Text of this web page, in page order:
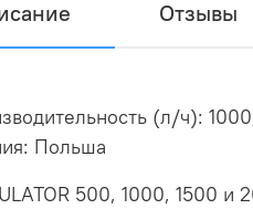
Отзывы
(л/ч):
Польша
500, 1000, 1500